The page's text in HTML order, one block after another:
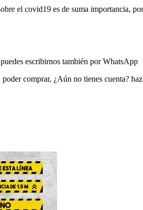
el covid19 es de suma
escribirnos también por WhatsApp
poder comprar, ¿Aún no tienes cuenta?